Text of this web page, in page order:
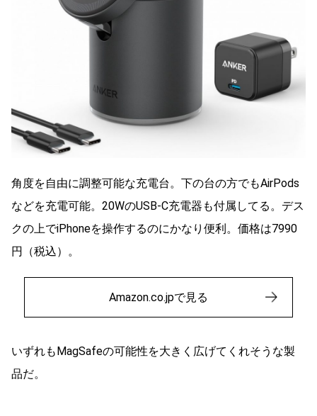
角度を自由に調整可能な充電台。下の台の方でもAirPods
などを充電可能。20WのUSB-C充電器も付属してる。デス
クの上でiPhoneを操作するのにかなり便利。価格は7990
円（税込）。
Amazon.co.jpで見る
いずれもMagSafeの可能性を大きく広げてくれそうな製
品だ。